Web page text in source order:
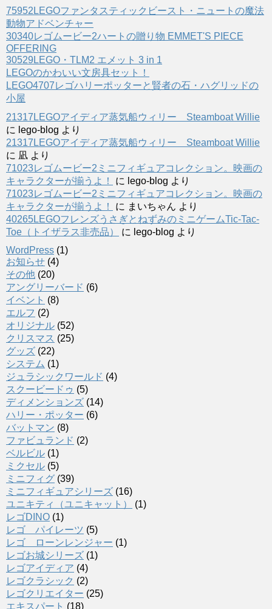
75952LEGOファンタスティックビースト・ニュートの魔法
動物アドベンチャー
30340レゴムービー2ハートの贈り物 EMMET'S PIECE
OFFERING
30529LEGO・TLM2 エメット 3 in 1
LEGOのかわいい文房具セット！
LEGO4707レゴハリーポッターと賢者の石・ハグリッドの
小屋
21317LEGOアイディア蒸気船ウィリー Steamboat Willie
に lego-blog より
21317LEGOアイディア蒸気船ウィリー Steamboat Willie
に 凪 より
71023レゴムービー2ミニフィギュアコレクション。映画の
キャラクターが揃うよ！
に lego-blog より
71023レゴムービー2ミニフィギュアコレクション。映画の
キャラクターが揃うよ！
に まいちゃん より
40265LEGOフレンズうさぎとねずみのミニゲームTic-Tac-
Toe（トイザラス非売品）
に lego-blog より
WordPress (1)
お知らせ (4)
その他 (20)
アングリーバード (6)
イベント (8)
エルフ (2)
オリジナル (52)
クリスマス (25)
グッズ (22)
システム (1)
ジュラシックワールド (4)
スクービードゥ (5)
ディメンションズ (14)
ハリー・ポッター (6)
バットマン (8)
ファビュランド (2)
ベルビル (1)
ミクセル (5)
ミニフィグ (39)
ミニフィギュアシリーズ (16)
ユニキティ（ユニキャット）
(1)
レゴDINO (1)
レゴ パイレーツ (5)
レゴ ローンレンジャー (1)
レゴお城シリーズ (1)
レゴアイディア (4)
レゴクラシック (2)
レゴクリエイター (25)
エキスパート (18)